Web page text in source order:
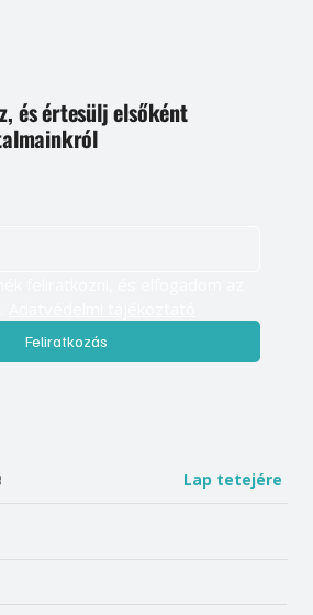
és értesülj elsőként
Feliratkozás
Lap tetejére